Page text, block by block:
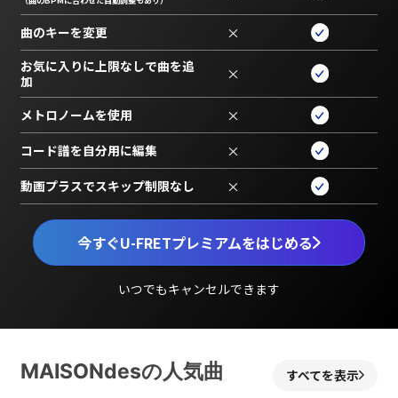
今すぐU-FRETプレミアムをはじめる
いつでもキャンセルできます
曲のキーを変更 ×
お気に入りに上限なしで曲を追
加
×
メトロノームを使用 ×
コード譜を自分用に編集 ×
動画プラスでスキップ制限なし ×
MAISONdesの人気曲 すべてを表示